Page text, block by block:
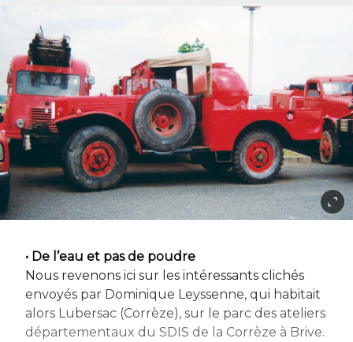
• De l’eau et pas de poudre
Nous revenons ici sur les intéressants clichés
envoyés par Dominique Leyssenne, qui habitait
alors Lubersac (Corrèze), sur le parc des ateliers
départementaux du SDIS de la Corrèze à Brive.